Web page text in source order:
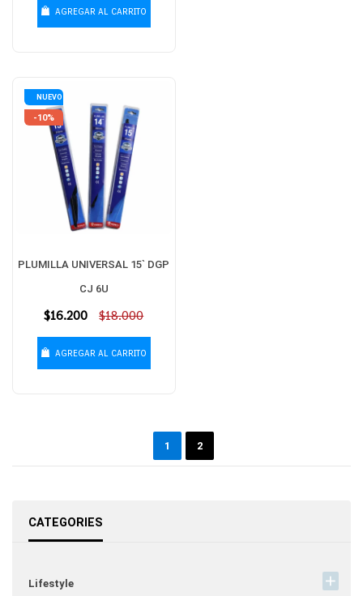
CATEGORIES
Lifestyle
AGREGAR AL CARRITO
NUEVO
-10%
PLUMILLA UNIVERSAL 15` DGP
CJ 6U
Precio
$16.200 $18.000
AGREGAR AL CARRITO
1 2